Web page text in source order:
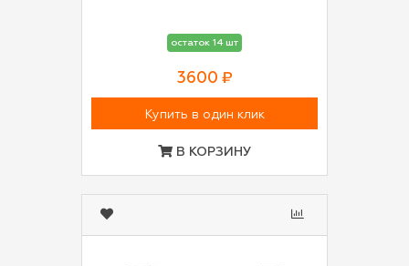
остаток 14 шт
3600 ₽
Купить в один клик
В КОРЗИНУ